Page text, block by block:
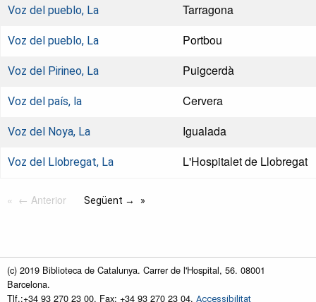
Voz del pueblo, La Tarragona
Voz del pueblo, La Portbou
Voz del Pirineo, La Puigcerdà
Voz del país, la Cervera
Voz del Noya, La Igualada
Voz del Llobregat, La L'Hospitalet de Llobregat
← Anterior Següent →
(c) 2019 Biblioteca de Catalunya. Carrer de l'Hospital, 56. 08001
Barcelona.
Tlf.:+34 93 270 23 00. Fax: +34 93 270 23 04. Accessibilitat